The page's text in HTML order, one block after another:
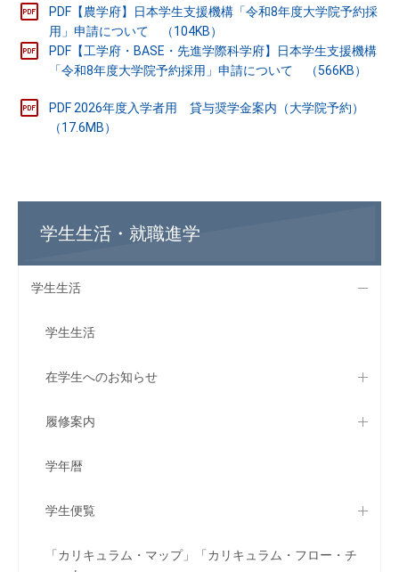
PDF【農学府】日本学生支援機構「令和8年度大学院予約採
用」申請について （104KB）
PDF【工学府・BASE・先進学際科学府】日本学生支援機構
「令和8年度大学院予約採用」申請について （566KB）
PDF 2026年度入学者用 貸与奨学金案内（大学院予約）
（17.6MB）
学生生活・就職進学
学生生活
学生生活
在学生へのお知らせ
履修案内
学年暦
学生便覧
「カリキュラム・マップ」「カリキュラム・フロー・チ